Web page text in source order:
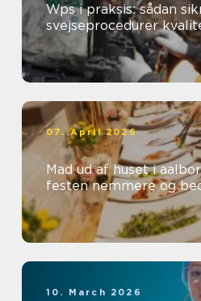
Wps i praksis: sådan
svejseprocedurer
07. April 2026
Mad ud af huset i
festen nemmere og
10. March 2026